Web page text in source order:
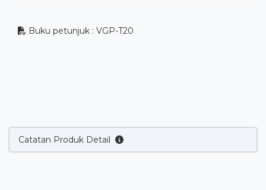
Buku petunjuk : VGP-T20
Catatan Produk Detail